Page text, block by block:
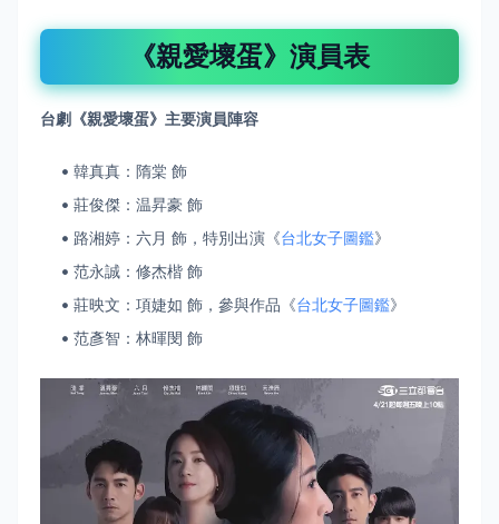
《親愛壞蛋》演員表
台劇《親愛壞蛋》主要演員陣容
韓真真：隋棠 飾
莊俊傑：温昇豪 飾
路湘婷：六月 飾，特別出演《台北女子圖鑑》
范永誠：修杰楷 飾
莊映文：項婕如 飾，參與作品《台北女子圖鑑》
范彥智：林暉閔 飾